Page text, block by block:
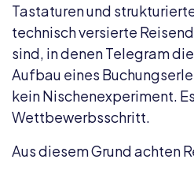
Tastaturen und
technisch versierte
sind, in denen Telegram
Aufbau eines
kein Nischenexperiment.
Wettbewerbsschritt.
Aus diesem Grund achten